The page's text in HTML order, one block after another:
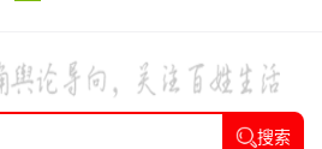
搜索